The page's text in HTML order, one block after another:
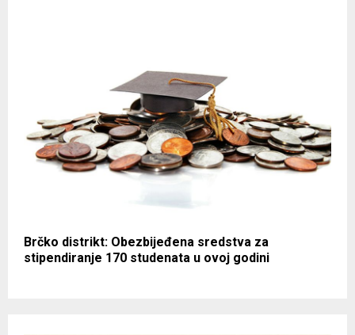
Brčko distrikt: Obezbijeđena sredstva za
stipendiranje 170 studenata u ovoj godini